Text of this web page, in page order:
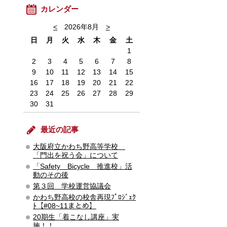
カレンダー
< 2026年8月
>
日
月 火 水 木 金
土
1
2
3 4 5 6 7
8
9
10 11 12 13 14
15
16
17 18 19 20 21
22
23
24 25 26 27 28
29
30
31
最近の記事
大阪府立かわち野高等学校
「門出を祝う会」について
「Safety Bicycle 推進校」活
動のその後
第３回 学校運営協議会
かわち野高校の校舎再現ﾌﾟﾛｼﾞｪｸ
ﾄ【#08~11まとめ】
20期生「着こなし講座」実